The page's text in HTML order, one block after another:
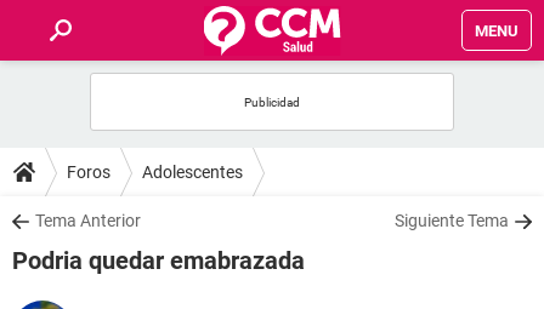
MENU
FOROS
SALUD
Foros Adolescentes
Tema Anterior Siguiente Tema
Podria quedar emabrazada